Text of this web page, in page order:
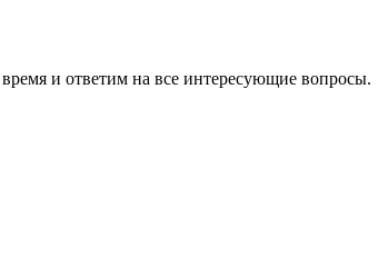
и ответим на все интересующие вопросы.